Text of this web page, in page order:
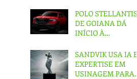
POLO STELLANTIS
DE GOIANA DÁ
INÍCIO À
PICAPE RAMPAGE
SANDVIK USA IA E
EXPERTISE EM
USINAGEM PARA